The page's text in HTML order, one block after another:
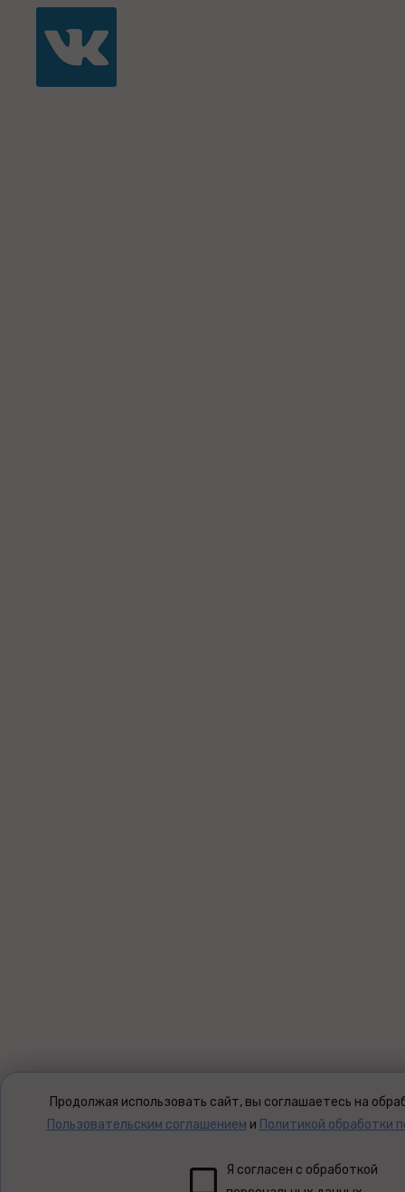
Продолжая использовать сайт, вы соглашаетесь на
Пользовательским соглашением и Политикой обработки
Я согласен с обработкой